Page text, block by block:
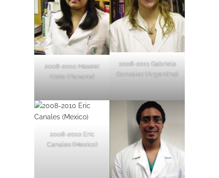
2008-2010 Massiel
Nieto (Panama)
2008-2011 Gabriela
Gonzalez (Argentina)
2008-2010 Eric
Canales (Mexico)